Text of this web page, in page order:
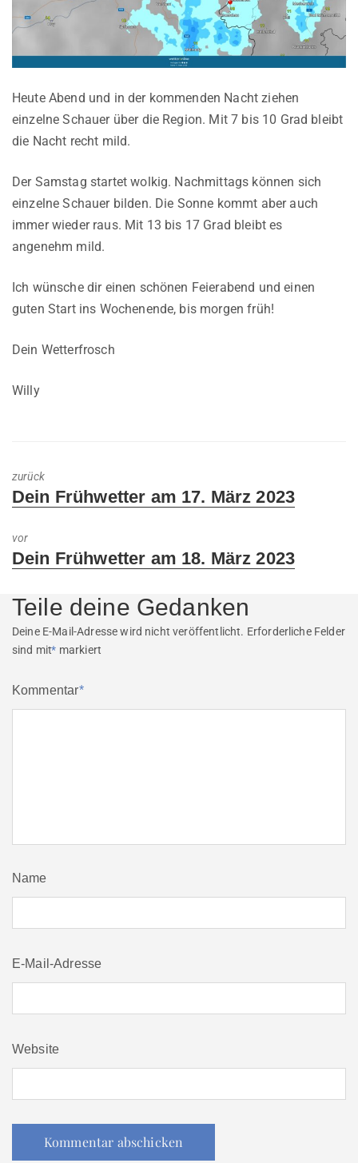
Heute Abend und in der kommenden Nacht ziehen
einzelne Schauer über die Region. Mit 7 bis 10 Grad bleibt
die Nacht recht mild.
Der Samstag startet wolkig. Nachmittags können sich
einzelne Schauer bilden. Die Sonne kommt aber auch
immer wieder raus. Mit 13 bis 17 Grad bleibt es
angenehm mild.
Ich wünsche dir einen schönen Feierabend und einen
guten Start ins Wochenende, bis morgen früh!
Dein Wetterfrosch
Willy
zurück
Previous
Dein Frühwetter am 17. März 2023
vor
Next
Dein Frühwetter am 18. März 2023
Teile deine Gedanken
Deine E-Mail-Adresse wird nicht veröffentlicht. Erforderliche Felder
sind mit* markiert
Kommentar*
Name
E-Mail-Adresse
Website